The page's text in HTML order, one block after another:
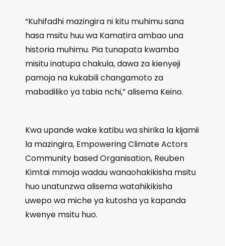
“Kuhifadhi mazingira ni kitu muhimu sana
hasa msitu huu wa Kamatira ambao una
historia muhimu. Pia tunapata kwamba
misitu inatupa chakula, dawa za kienyeji
pamoja na kukabili changamoto za
mabadiliko ya tabia nchi,” alisema Keino.
Kwa upande wake katibu wa shirika la kijamii
la mazingira, Empowering Climate Actors
Community based Organisation, Reuben
Kimtai mmoja wadau wanaohakikisha msitu
huo unatunzwa alisema watahikikisha
uwepo wa miche ya kutosha ya kapanda
kwenye msitu huo.